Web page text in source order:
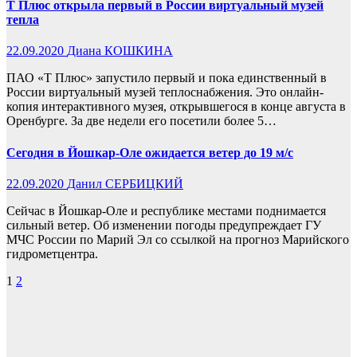
Т Плюс открыла первый в России виртуальный музей
тепла
22.09.2020 Диана КОШКИНА
ПАО «Т Плюс» запустило первый и пока единственный в
России виртуальный музей теплоснабжения. Это онлайн-
копия интерактивного музея, открывшегося в конце августа в
Оренбурге. За две недели его посетили более 5…
Сегодня в Йошкар-Оле ожидается ветер до 19 м/с
22.09.2020 Данил СЕРБИЦКИЙ
Сейчас в Йошкар-Оле и республике местами поднимается
сильный ветер. Об изменении погоды предупреждает ГУ
МЧС России по Марий Эл со ссылкой на прогноз Марийского
гидрометцентра.
Пагинация
1 2